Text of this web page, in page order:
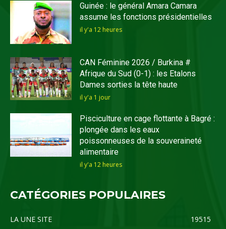
Guinée : le général Amara Camara
assume les fonctions présidentielles
il y'a 12 heures
CAN Féminine 2026 / Burkina #
Afrique du Sud (0-1) : les Etalons
Dames sorties la tête haute
il y'a 1 jour
Pisciculture en cage flottante à Bagré :
plongée dans les eaux
poissonneuses de la souveraineté
alimentaire
il y'a 12 heures
CATÉGORIES POPULAIRES
LA UNE SITE
19515